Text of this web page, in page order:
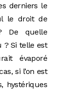
derniers le
le droit de
De quelle
? Si telle est
évaporé
si l’on est
hystériques